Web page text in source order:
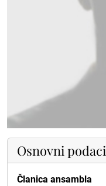
Osnovni podaci
Članica ansambla